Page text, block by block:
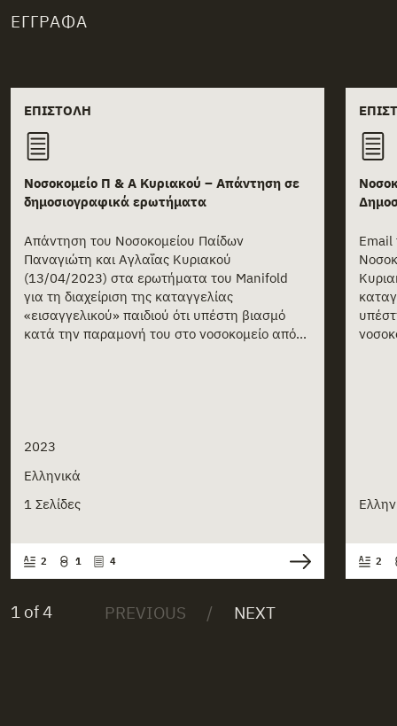
ΈΓΓΡΑΦΑ
Related documents
ΕΠΙΣΤΟΛΉ
Νοσοκομείο Π & Α Κυριακού – Απάντηση σε
δημοσιογραφικά ερωτήματα
Απάντηση του Νοσοκομείου Παίδων
Παναγιώτη και Αγλαΐας Κυριακού
(13/04/2023) στα ερωτήματα του Manifold
για τη διαχείριση της καταγγελίας
«εισαγγελικού» παιδιού ότι υπέστη βιασμό
κατά την παραμονή του στο νοσοκομείο από...
2023
Ελληνικά
1 Σελίδες
2 1 4 2
1 of 4